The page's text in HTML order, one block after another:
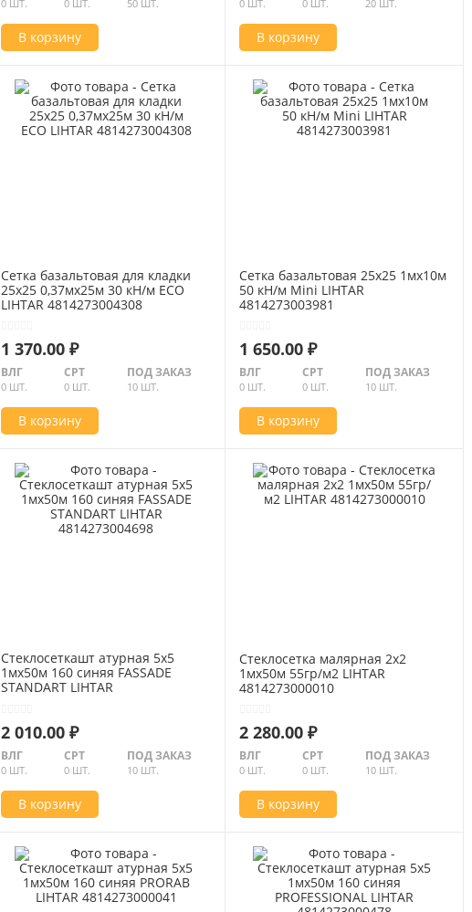
0 ШТ. 0 ШТ. 50 ШТ.
В корзину
0 ШТ. 0 ШТ. 20 ШТ.
В корзину
Сетка базальтовая для кладки
25х25 0,37мх25м 30 кН/м ECO
LIHTAR 4814273004308
1 370.00 ₽
ВЛГ
0 ШТ.
СРТ
0 ШТ.
ПОД ЗАКАЗ
10 ШТ.
В корзину
Сетка базальтовая 25х25 1мх10м
50 кН/м Mini LIHTAR
4814273003981
1 650.00 ₽
ВЛГ
0 ШТ.
СРТ
0 ШТ.
ПОД ЗАКАЗ
10 ШТ.
В корзину
Стеклосеткашт атурная 5х5
1мх50м 160 синяя FASSADE
STANDART LIHTAR
2 010.00 ₽
ВЛГ
0 ШТ.
СРТ
0 ШТ.
ПОД ЗАКАЗ
10 ШТ.
В корзину
Стеклосетка малярная 2х2
1мх50м 55гр/м2 LIHTAR
4814273000010
2 280.00 ₽
ВЛГ
0 ШТ.
СРТ
0 ШТ.
ПОД ЗАКАЗ
10 ШТ.
В корзину